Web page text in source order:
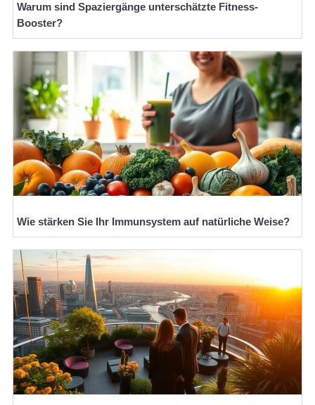
Warum sind Spaziergänge unterschätzte Fitness-
Booster?
Wie stärken Sie Ihr Immunsystem auf natürliche Weise?